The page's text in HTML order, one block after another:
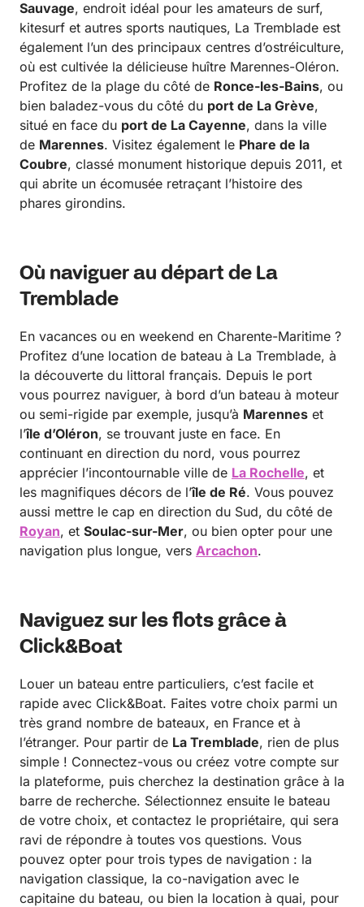
Sauvage, endroit idéal pour les amateurs de surf,
kitesurf et autres sports nautiques, La Tremblade est
également l’un des principaux centres d’ostréiculture,
où est cultivée la délicieuse huître Marennes-Oléron.
Profitez de la plage du côté de Ronce-les-Bains, ou
bien baladez-vous du côté du port de La Grève,
situé en face du port de La Cayenne, dans la ville
de Marennes. Visitez également le Phare de la
Coubre, classé monument historique depuis 2011, et
qui abrite un écomusée retraçant l’histoire des
phares girondins.
Où naviguer au départ de La
Tremblade
En vacances ou en weekend en Charente-Maritime ?
Profitez d’une location de bateau à La Tremblade, à
la découverte du littoral français. Depuis le port
vous pourrez naviguer, à bord d’un bateau à moteur
ou semi-rigide par exemple, jusqu’à Marennes et
l’île d’Oléron, se trouvant juste en face. En
continuant en direction du nord, vous pourrez
apprécier l’incontournable ville de La Rochelle, et
les magnifiques décors de l’île de Ré. Vous pouvez
aussi mettre le cap en direction du Sud, du côté de
Royan, et Soulac-sur-Mer, ou bien opter pour une
navigation plus longue, vers Arcachon.
Naviguez sur les flots grâce à
Click&Boat
Louer un bateau entre particuliers, c’est facile et
rapide avec Click&Boat. Faites votre choix parmi un
très grand nombre de bateaux, en France et à
l’étranger. Pour partir de La Tremblade, rien de plus
simple ! Connectez-vous ou créez votre compte sur
la plateforme, puis cherchez la destination grâce à la
barre de recherche. Sélectionnez ensuite le bateau
de votre choix, et contactez le propriétaire, qui sera
ravi de répondre à toutes vos questions. Vous
pouvez opter pour trois types de navigation : la
navigation classique, la co-navigation avec le
capitaine du bateau, ou bien la location à quai, pour